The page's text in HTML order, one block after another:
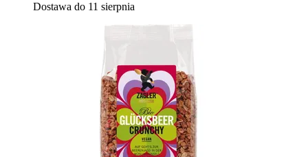
Dostawa do 11 sierpnia